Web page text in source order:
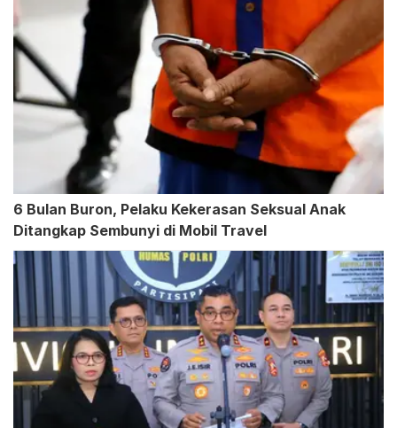
6 Bulan Buron, Pelaku Kekerasan Seksual Anak
Ditangkap Sembunyi di Mobil Travel